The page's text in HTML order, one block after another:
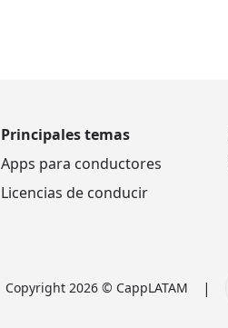
Principales temas
Apps para conductores
Licencias de conducir
Copyright 2026 © CappLATAM |